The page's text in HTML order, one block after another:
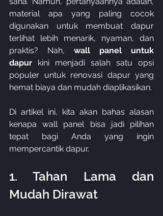
material apa yang paling cocok
digunakan untuk membuat dapur
terlihat lebih menarik, nyaman, dan
praktis? Nah, wall panel untuk
dapur kini menjadi salah satu opsi
populer untuk renovasi dapur yang
hemat biaya dan mudah diaplikasikan.
Di artikel ini, kita akan bahas alasan
kenapa wall panel bisa jadi pilihan
tepat bagi Anda yang ingin
mempercantik dapur.
1. Tahan Lama dan
Mudah Dirawat